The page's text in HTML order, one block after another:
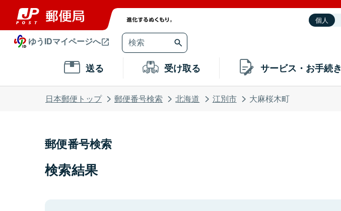
個人
ゆうIDマイページへ
送る 受け取る サービス・お手続き
日本郵便トップ 郵便番号検索 北海道 江別市 大麻桜木町
郵便番号検索
検索結果